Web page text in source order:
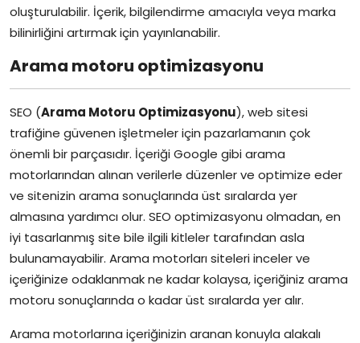
oluşturulabilir. İçerik, bilgilendirme amacıyla veya marka
bilinirliğini artırmak için yayınlanabilir.
Arama motoru optimizasyonu
SEO (Arama Motoru Optimizasyonu), web sitesi
trafiğine güvenen işletmeler için pazarlamanın çok
önemli bir parçasıdır. İçeriği Google gibi arama
motorlarından alınan verilerle düzenler ve optimize eder
ve sitenizin arama sonuçlarında üst sıralarda yer
almasına yardımcı olur. SEO optimizasyonu olmadan, en
iyi tasarlanmış site bile ilgili kitleler tarafından asla
bulunamayabilir. Arama motorları siteleri inceler ve
içeriğinize odaklanmak ne kadar kolaysa, içeriğiniz arama
motoru sonuçlarında o kadar üst sıralarda yer alır.
Arama motorlarına içeriğinizin aranan konuyla alakalı